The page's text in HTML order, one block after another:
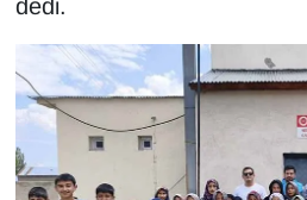
dedi.